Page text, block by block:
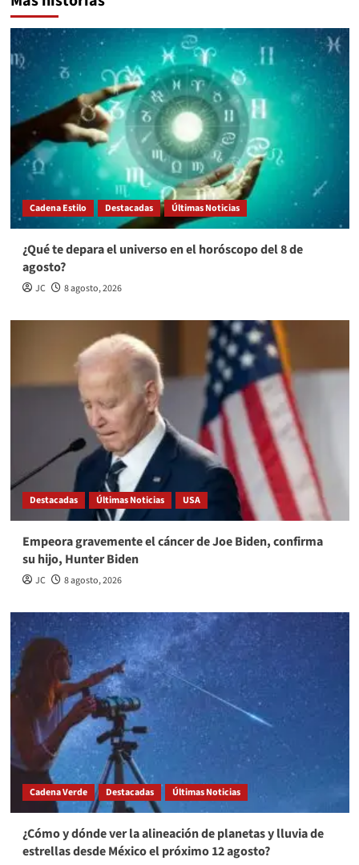
Cadena Estilo Destacadas Últimas Noticias
¿Qué te depara el universo en el horóscopo del 8 de
agosto?
JC 8 agosto, 2026
Destacadas Últimas Noticias USA
Empeora gravemente el cáncer de Joe Biden, confirma
su hijo, Hunter Biden
JC 8 agosto, 2026
Cadena Verde Destacadas Últimas Noticias
¿Cómo y dónde ver la alineación de planetas y lluvia de
estrellas desde México el próximo 12 agosto?